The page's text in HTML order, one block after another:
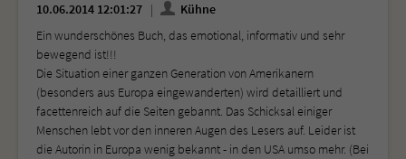
10.06.2014 12:01:27
Kühne
Ein wunderschönes Buch, das emotional, informativ und sehr
bewegend ist!!!
Die Situation einer ganzen Generation von Amerikanern
(besonders aus Europa eingewanderten) wird detailliert und
facettenreich auf die Seiten gebannt. Das Schicksal einiger
Menschen lebt vor den inneren Augen des Lesers auf. Leider ist
die Autorin in Europa wenig bekannt - in den USA umso mehr. (Bei